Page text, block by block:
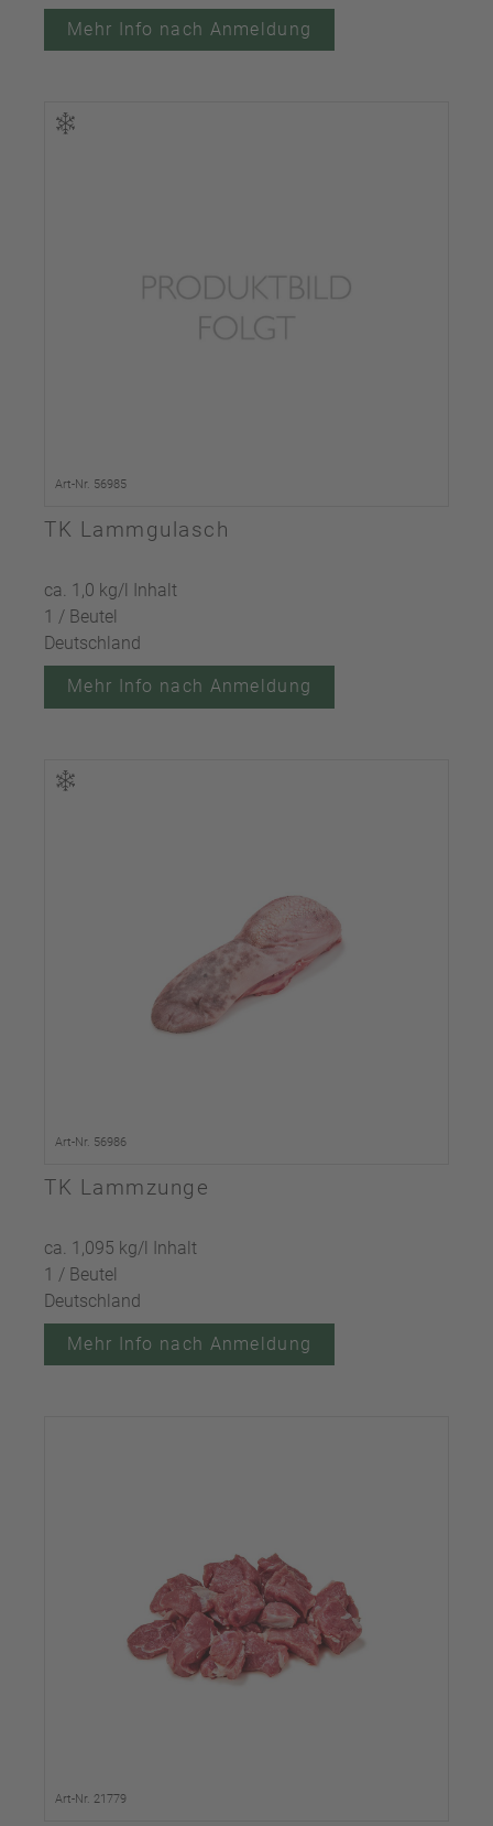
Mehr Info nach Anmeldung
Art-Nr. 56985
TK Lammgulasch
ca. 1,0 kg/l Inhalt
1 / Beutel
Deutschland
Mehr Info nach Anmeldung
Art-Nr. 56986
TK Lammzunge
ca. 1,095 kg/l Inhalt
1 / Beutel
Deutschland
Mehr Info nach Anmeldung
Art-Nr. 21779